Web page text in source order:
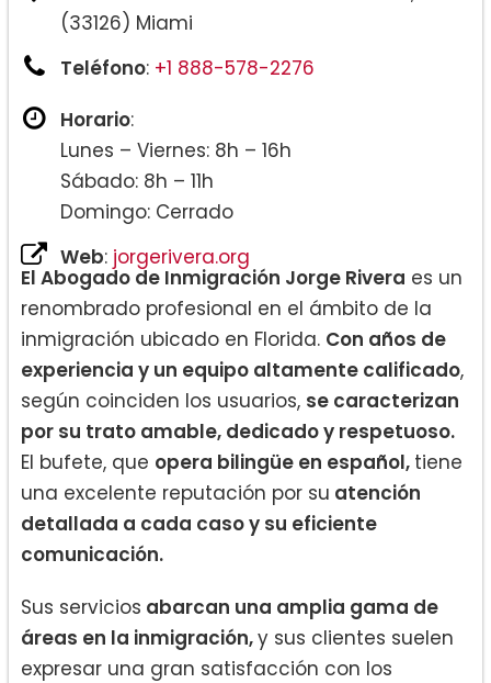
(33126) Miami
Teléfono: +1 888-578-2276
Horario:
Lunes – Viernes: 8h – 16h
Sábado: 8h – 11h
Domingo: Cerrado
Web: jorgerivera.org
El Abogado de Inmigración Jorge Rivera es un
renombrado profesional en el ámbito de la
inmigración ubicado en Florida. Con años de
experiencia y un equipo altamente calificado,
según coinciden los usuarios, se caracterizan
por su trato amable, dedicado y respetuoso.
El bufete, que opera bilingüe en español, tiene
una excelente reputación por su atención
detallada a cada caso y su eficiente
comunicación.
Sus servicios abarcan una amplia gama de
áreas en la inmigración,y sus clientes suelen
expresar una gran satisfacción con los